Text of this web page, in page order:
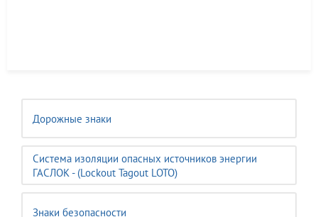
Дорожные знаки
Система изоляции опасных источников энергии
ГАСЛОК - (Lockout Tagout LOTO)
Знаки безопасности